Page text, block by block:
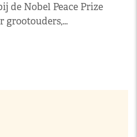
de Nobel Peace Prize
grootouders,…